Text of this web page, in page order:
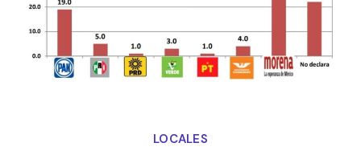
LOCALES